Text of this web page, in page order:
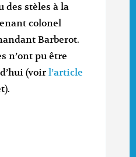
des stèles à la
colonel
Barberot.
n’ont pu être
(voirl’article